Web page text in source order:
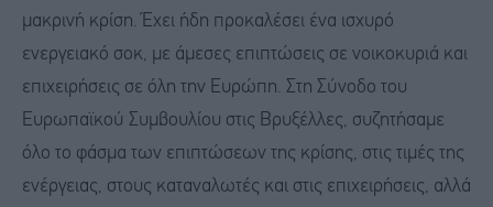
μακρινή κρίση. Έχει ήδη προκαλέσει ένα ισχυρό
ενεργειακό σοκ, με άμεσες επιπτώσεις σε νοικοκυριά και
επιχειρήσεις σε όλη την Ευρώπη. Στη Σύνοδο του
Ευρωπαϊκού Συμβουλίου στις Βρυξέλλες, συζητήσαμε
όλο το φάσμα των επιπτώσεων της κρίσης, στις τιμές της
ενέργειας, στους καταναλωτές και στις επιχειρήσεις, αλλά